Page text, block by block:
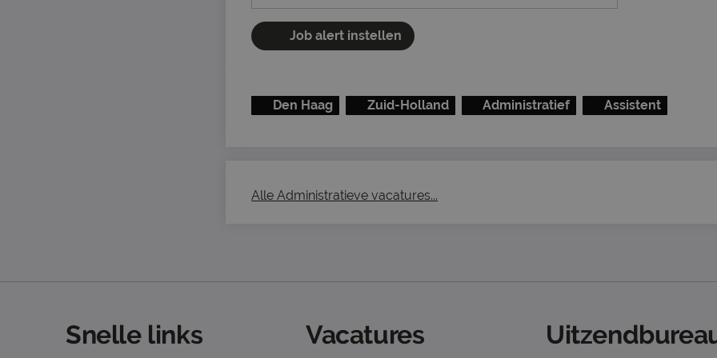
Job alert instellen
Den Haag Zuid-Holland Administratief Assistent
Alle Administratieve vacatures...
Snelle links Vacatures